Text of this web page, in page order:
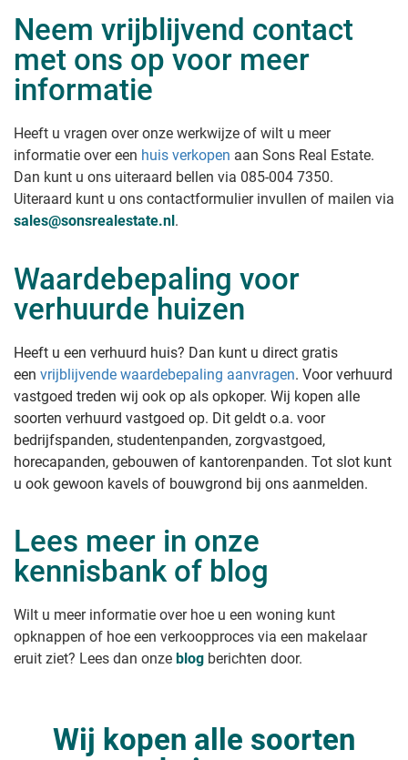
Neem vrijblijvend contact
met ons op voor meer
informatie
Heeft u vragen over onze werkwijze of wilt u meer
informatie over een huis verkopen aan Sons Real Estate.
Dan kunt u ons uiteraard bellen via 085-004 7350.
Uiteraard kunt u ons contactformulier invullen of mailen via
sales@sonsrealestate.nl .
Waardebepaling voor
verhuurde huizen
Heeft u een verhuurd huis? Dan kunt u direct gratis
een vrijblijvende waardebepaling aanvragen. Voor verhuurd
vastgoed treden wij ook op als opkoper. Wij kopen alle
soorten verhuurd vastgoed op. Dit geldt o.a. voor
bedrijfspanden, studentenpanden, zorgvastgoed,
horecapanden, gebouwen of kantorenpanden. Tot slot kunt
u ook gewoon kavels of bouwgrond bij ons aanmelden.
Lees meer in onze
kennisbank of blog
Wilt u meer informatie over hoe u een woning kunt
opknappen of hoe een verkoopproces via een makelaar
eruit ziet? Lees dan onze blog berichten door.
Wij kopen alle soorten